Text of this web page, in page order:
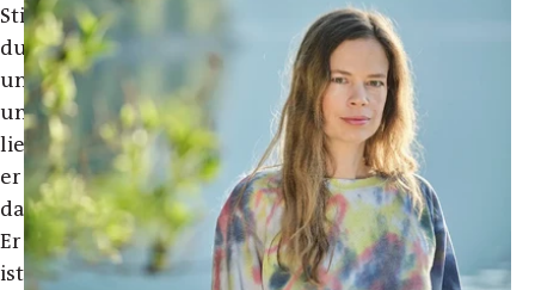
Still,
dunkel
und
unergründlich
liegt
er
da.
Er
ist